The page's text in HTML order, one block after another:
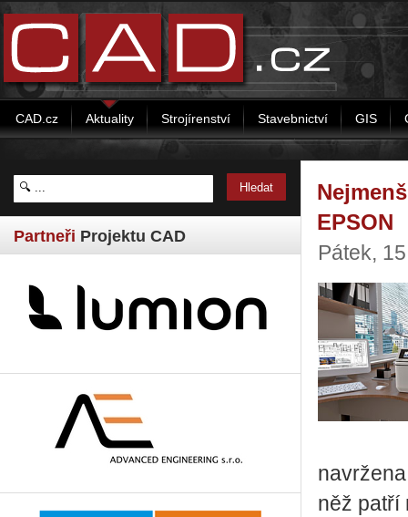
CAD.cz Aktuality Strojírenství Stavebnictví GIS
Partneři Projektu CAD
EPSON
Pátek,
něž patří